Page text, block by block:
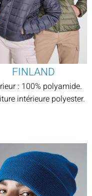
FINLAND
: 100% polyamide.
intérieure polyester.